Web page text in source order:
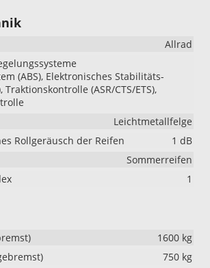
Allrad
(ABS), Elektronisches Stabilitäts-
Traktionskontrolle (ASR/CTS/ETS),
Leichtmetallfelge
Rollgeräusch der Reifen
1 dB
Sommerreifen
1
1600 kg
750 kg